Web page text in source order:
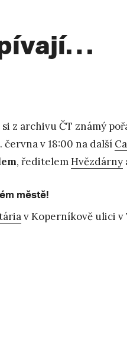
z archivu ČT známý
v 18:00 na další
, ředitelemHvězdárny
městě!
v Koperníkově ulici v